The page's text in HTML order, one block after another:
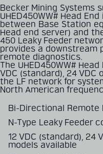
Becker Mining Systems
UHED450WW# Head
between Base Station
Head end server) and
450 Leaky Feeder
provides a downstream
remote diagnostics.
The UHED450WW#
VDC (standard), 24 VDC
the LF network for
North American
Bi-Directional Remote
N-Type Leaky Feeder
12 VDC (standard), 24
models available